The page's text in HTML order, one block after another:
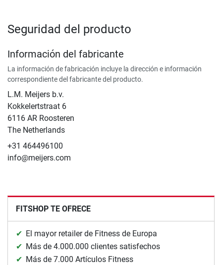
Seguridad del producto
Información del fabricante
La información de fabricación incluye la dirección e información
correspondiente del fabricante del producto.
L.M. Meijers b.v.
Kokkelertstraat 6
6116 AR Roosteren
The Netherlands
+31 464496100
info@meijers.com
FITSHOP TE OFRECE
El mayor retailer de Fitness de Europa
Más de 4.000.000 clientes satisfechos
Más de 7.000 Artículos Fitness